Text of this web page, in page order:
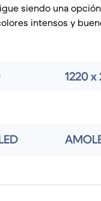
siendo una
intensos y
1220 x